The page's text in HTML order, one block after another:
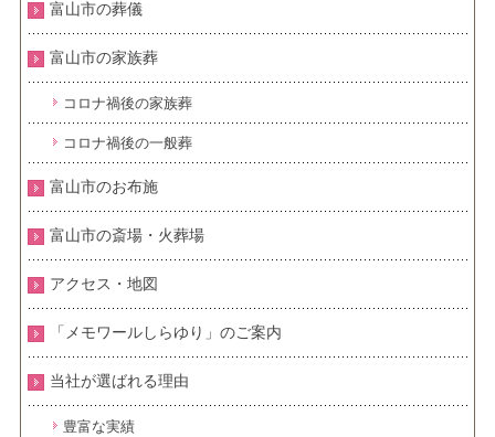
富山市の葬儀
富山市の家族葬
コロナ禍後の家族葬
コロナ禍後の一般葬
富山市のお布施
富山市の斎場・火葬場
アクセス・地図
「メモワールしらゆり」のご案内
当社が選ばれる理由
豊富な実績